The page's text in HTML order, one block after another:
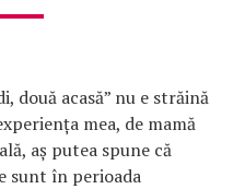
două acasă” nu e străină
mea, de mamă
aș putea spune că
sunt în perioada